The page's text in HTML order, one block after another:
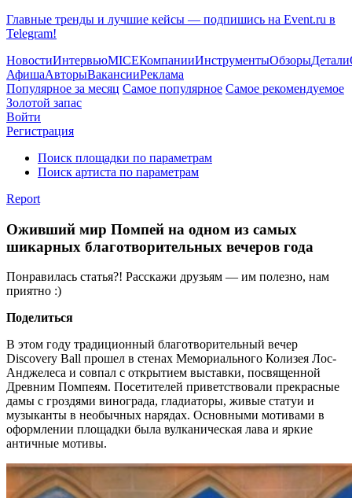
Главные тренды и лучшие кейсы — подпишись на Event.ru в
Telegram!
НовостиИнтервьюMICEКомпанииИнструментыОбзорыДетали
АфишаАвторыВакансииРеклама
Популярное за месяц Самое популярное Самое рекомендуемое
Золотой запас
Войти
Регистрация
Поиск площадки по параметрам
Поиск артиста по параметрам
Report
Оживший мир Помпей на одном из самых
шикарных благотворительных вечеров года
Понравилась статья?! Расскажи друзьям — им полезно, нам
приятно :)
Поделиться
В этом году традиционный благотворительный вечер
Discovery Ball прошел в стенах Мемориального Колизея Лос-
Анджелеса и совпал с открытием выставки, посвященной
Древним Помпеям. Посетителей приветствовали прекрасные
дамы с гроздями винограда, гладиаторы, живые статуи и
музыканты в необычных нарядах. Основными мотивами в
оформлении площадки была вулканическая лава и яркие
античные мотивы.